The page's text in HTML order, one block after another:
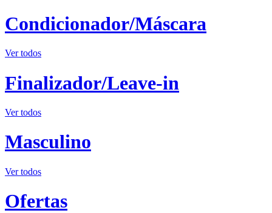
Condicionador/Máscara
Ver todos
Finalizador/Leave-in
Ver todos
Masculino
Ver todos
Ofertas